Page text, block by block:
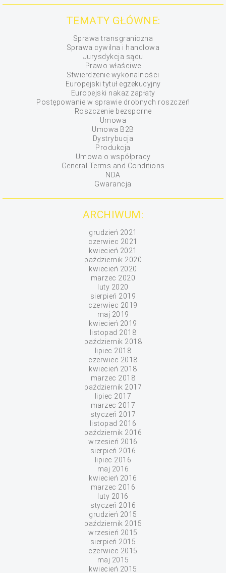
TEMATY GŁÓWNE:
Sprawa transgraniczna
Sprawa cywilna i handlowa
Jurysdykcja sądu
Prawo właściwe
Stwierdzenie wykonalności
Europejski tytuł egzekucyjny
Europejski nakaz zapłaty
Postępowanie w sprawie drobnych roszczeń
Roszczenie bezsporne
Umowa
Umowa B2B
Dystrybucja
Produkcja
Umowa o współpracy
General Terms and Conditions
NDA
Gwarancja
ARCHIWUM:
grudzień 2021
czerwiec 2021
kwiecień 2021
październik 2020
kwiecień 2020
marzec 2020
luty 2020
sierpień 2019
czerwiec 2019
maj 2019
kwiecień 2019
listopad 2018
październik 2018
lipiec 2018
czerwiec 2018
kwiecień 2018
marzec 2018
październik 2017
lipiec 2017
marzec 2017
styczeń 2017
listopad 2016
październik 2016
wrzesień 2016
sierpień 2016
lipiec 2016
maj 2016
kwiecień 2016
marzec 2016
luty 2016
styczeń 2016
grudzień 2015
październik 2015
wrzesień 2015
sierpień 2015
czerwiec 2015
maj 2015
kwiecień 2015